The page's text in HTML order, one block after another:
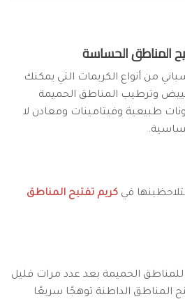
المناطق الحساسة
من أنواع الكريمات التي يمكنك
وترطيب المناطق الحميمة
طبيعية وفيتامينات ومعادن لا
في كريم تفتيح المناطق
الحميمة بعد عدد مرات قليل
المناطق الداطنة توهجًا سريعًا